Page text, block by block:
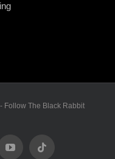
Follow The Black Rabbit
YouTubeTiktok